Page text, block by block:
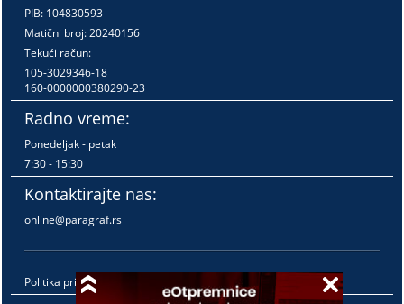
PIB: 104830593
Matični broj: 20240156
Tekući račun:
105-3029346-18
160-0000000380290-23
Radno vreme:
Ponedeljak - petak
7:30 - 15:30
Kontaktirajte nas:
online@paragraf.rs
Politika privatnosti